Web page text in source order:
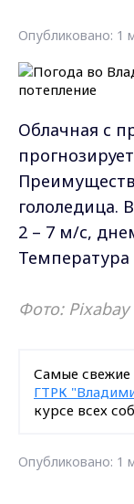
Опубликовано: 1
Облачная с
гололедица.
2 – 7 м/с,
Температура
Фото: Pixabay
Самые свежие
ГТРК
курсе всех
Опубликовано: 1